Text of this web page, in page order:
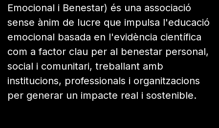
Emocional i Benestar) és una associació
sense ànim de lucre que impulsa l'educació
emocional basada en l'evidència científica
com a factor clau per al benestar personal,
social i comunitari, treballant amb
institucions, professionals i organitzacions
per generar un impacte real i sostenible.